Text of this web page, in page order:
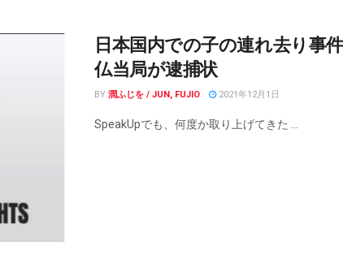
日本国内での子の連れ去り事件
仏当局が逮捕状
BY 潤ふじを / JUN, FUJIO 2021年12月1日
SpeakUpでも、何度か取り上げてきた ...